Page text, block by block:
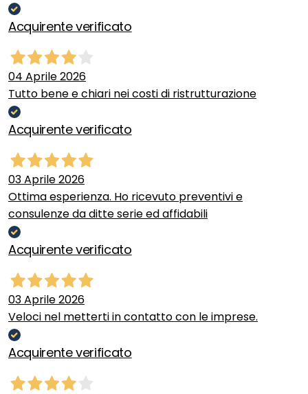
Acquirente verificato
04 Aprile 2026
Tutto bene e chiari nei costi di ristrutturazione
Acquirente verificato
03 Aprile 2026
Ottima esperienza. Ho ricevuto preventivi e
consulenze da ditte serie ed affidabili
Acquirente verificato
03 Aprile 2026
Veloci nel metterti in contatto con le imprese.
Acquirente verificato